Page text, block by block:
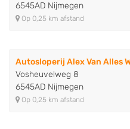
6545AD Nijmegen
Op 0,25 km afstand
Autosloperij Alex Van Alles
Vosheuvelweg 8
6545AD Nijmegen
Op 0,25 km afstand